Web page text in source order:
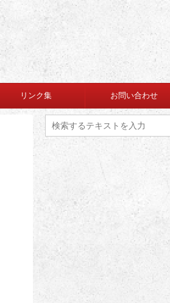
リンク集 お問い合わせ